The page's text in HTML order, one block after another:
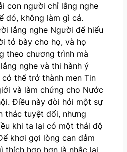
con người chỉ lắng nghe
đó, không làm gì cả.
lắng nghe Người để hiểu
tỏ bày cho họ, và họ
theo chương trình mà
nghe và thi hành ý
thể trở thành men Tin
và làm chứng cho Nước
Điều này đòi hỏi một sự
thác tuyệt đối, nhưng
khi ta lại có một thái độ
khơi gợi lòng can đảm